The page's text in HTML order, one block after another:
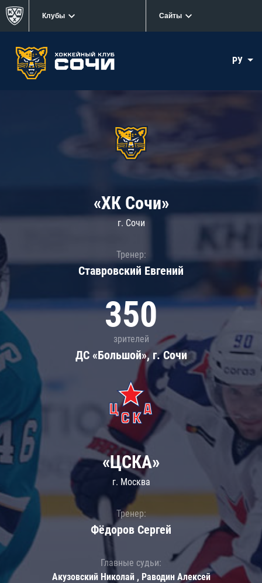
Клубы Сайты
РУ
«ХК Сочи»
г. Сочи
Тренер:
Ставровский Евгений
350
зрителей
ДС «Большой», г. Сочи
«ЦСКА»
г. Москва
Тренер:
Фёдоров Сергей
Главные судьи:
Акузовский Николай , Раводин Алексей